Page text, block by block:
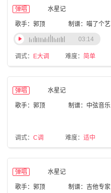
弹唱 水星记
歌手：郭顶 制谱：喵了个艺
调式： E大调 难度： 简单
03:14
弹唱 水星记
歌手：郭顶 制谱：中弦音乐
调式： C调 难度： 适中
弹唱 水星记
歌手：郭顶 制谱：吉他专家